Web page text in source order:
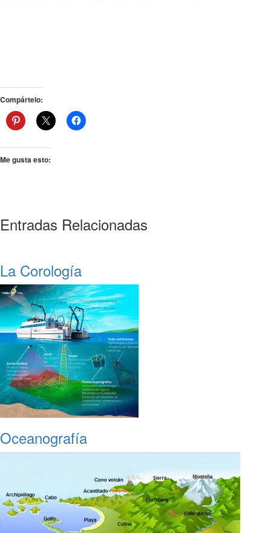
Compártelo:
Me gusta esto:
Entradas Relacionadas
La Corología
Oceanografía